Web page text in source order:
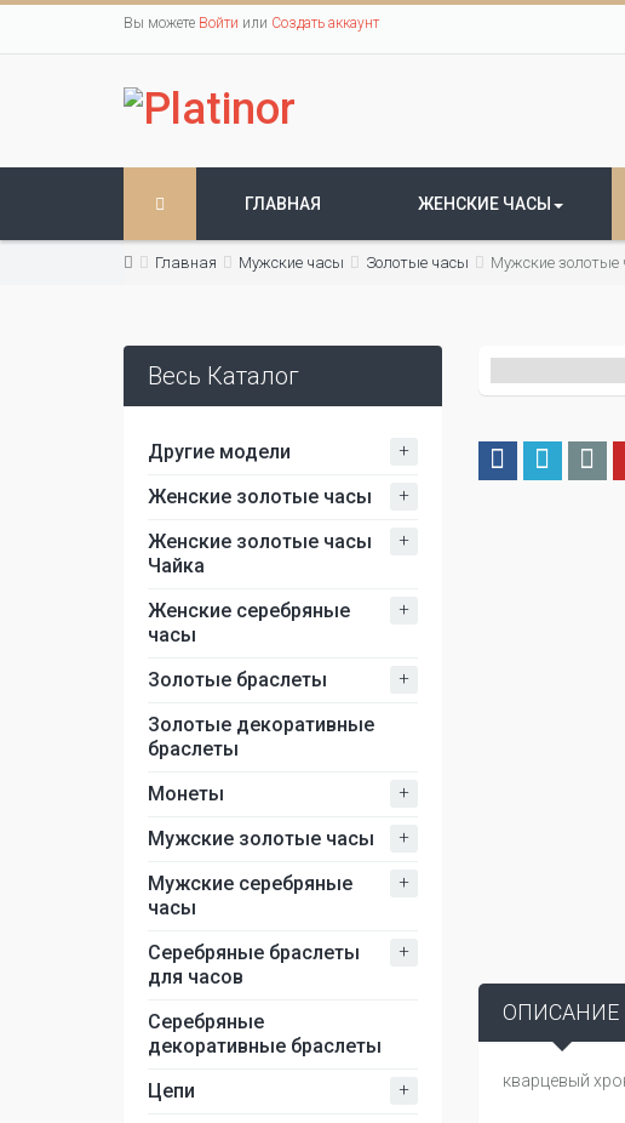
Вы можете Войти или Создать аккаунт
ГЛАВНАЯ ЖЕНСКИЕ ЧАСЫ
Главная Мужские часы Золотые часы Мужские
Весь Каталог
Другие модели +
Женские золотые часы +
Женские золотые часы
Чайка
+
Женские серебряные
часы
+
Золотые браслеты +
Золотые декоративные
браслеты
Монеты
+
Мужские золотые часы +
Мужские серебряные
часы
+
Серебряные браслеты
для часов
+
Серебряные
декоративные браслеты
Цепи
+
ОПИСАНИЕ
кварцевый